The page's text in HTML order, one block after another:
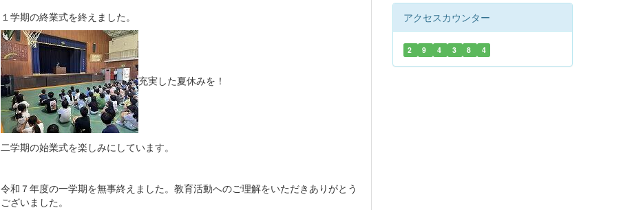
１学期の終業式を終えました。
充実した夏休みを！
二学期の始業式を楽しみにしています。
令和７年度の一学期を無事終えました。教育活動へのご理解をいただきありがとう
ございました。
アクセスカウンター
2 9 4 3 8 4